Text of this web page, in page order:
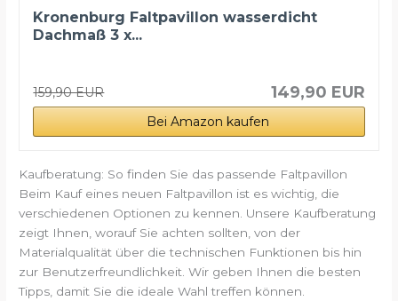
Kronenburg Faltpavillon wasserdicht
Dachmaß 3 x...
159,90 EUR 149,90 EUR
Bei Amazon kaufen
Kaufberatung: So finden Sie das passende Faltpavillon
Beim Kauf eines neuen Faltpavillon ist es wichtig, die
verschiedenen Optionen zu kennen. Unsere Kaufberatung
zeigt Ihnen, worauf Sie achten sollten, von der
Materialqualität über die technischen Funktionen bis hin
zur Benutzerfreundlichkeit. Wir geben Ihnen die besten
Tipps, damit Sie die ideale Wahl treffen können.